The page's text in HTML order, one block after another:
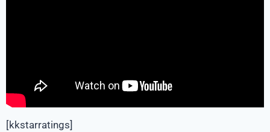
[kkstarratings]